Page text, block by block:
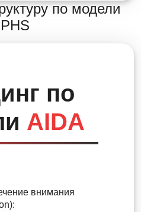
по модели
по
AIDA
внимания